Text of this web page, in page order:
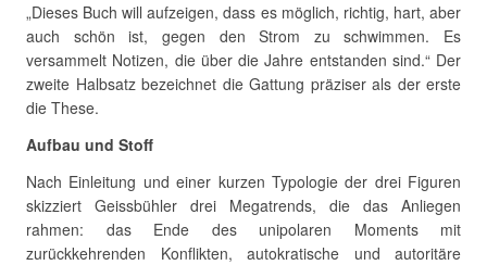
„Dieses Buch will aufzeigen, dass es möglich, richtig, hart, aber
auch schön ist, gegen den Strom zu schwimmen. Es
versammelt Notizen, die über die Jahre entstanden sind.“ Der
zweite Halbsatz bezeichnet die Gattung präziser als der erste
die These.
Aufbau und Stoff
Nach Einleitung und einer kurzen Typologie der drei Figuren
skizziert Geissbühler drei Megatrends, die das Anliegen
rahmen: das Ende des unipolaren Moments mit
zurückkehrenden Konflikten, autokratische und autoritäre